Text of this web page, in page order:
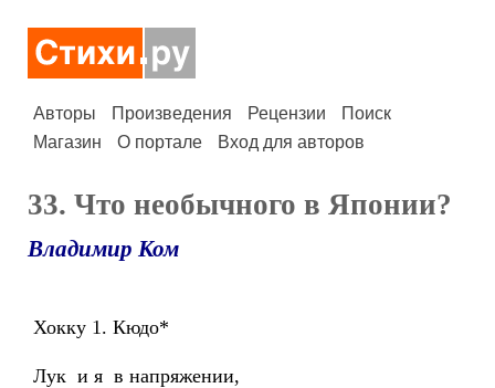
Авторы Произведения Рецензии
Поиск
Магазин
О портале Вход для авторов
33. Что необычного в Японии?
Владимир Ком
Хокку 1. Кюдо*
Лук и я в напряжении,